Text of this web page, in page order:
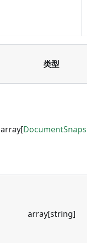
类型
array[
array[string]